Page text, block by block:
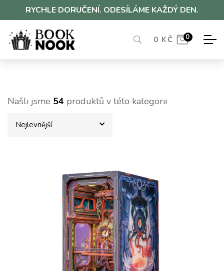
RYCHLE DORUČENÍ. ODESÍLÁME KAŽDÝ DEN.
0 KČ 0
Našli jsme 54 produktů v této kategorii
Nejlevnější